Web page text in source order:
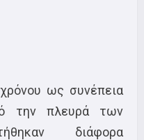
ως συνέπεια
την πλευρά των
διάφορα